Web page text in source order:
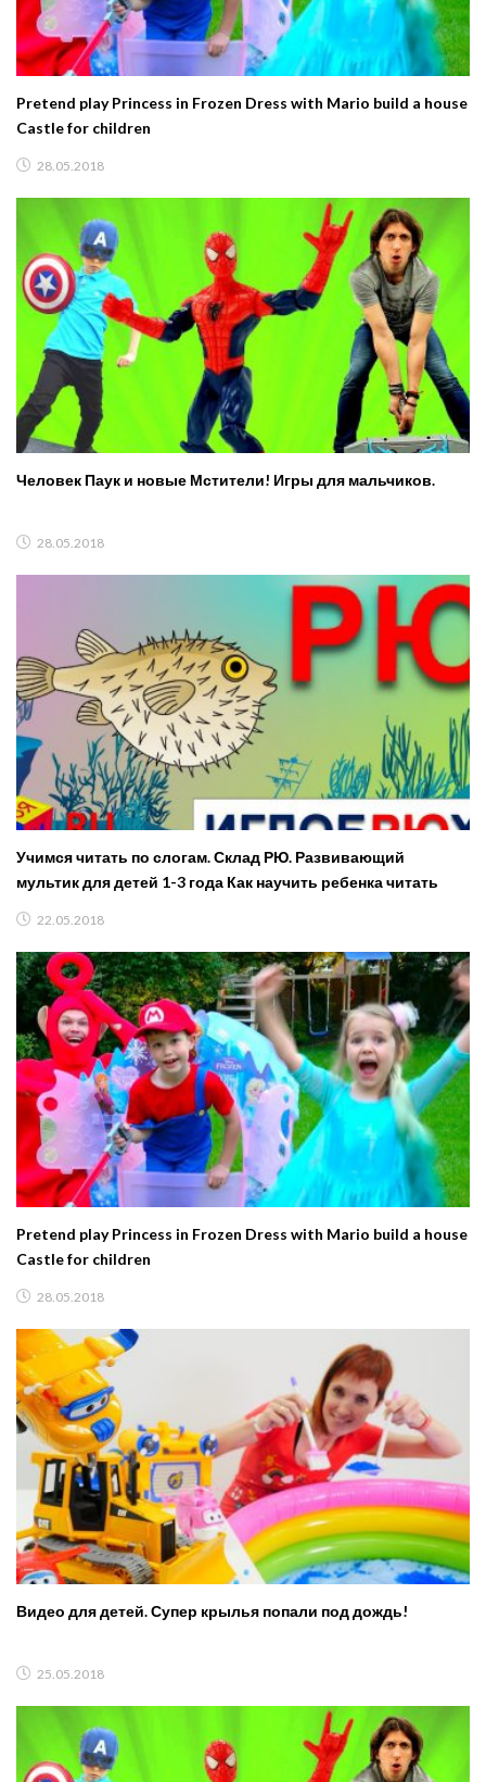
Pretend play Princess in Frozen Dress with Mario build a house
Castle for children
28.05.2018
Человек Паук и новые Мстители! Игры для мальчиков.
28.05.2018
Учимся читать по слогам. Склад РЮ. Развивающий
мультик для детей 1-3 года Как научить ребенка читать
22.05.2018
Pretend play Princess in Frozen Dress with Mario build a house
Castle for children
28.05.2018
Видео для детей. Супер крылья попали под дождь!
25.05.2018